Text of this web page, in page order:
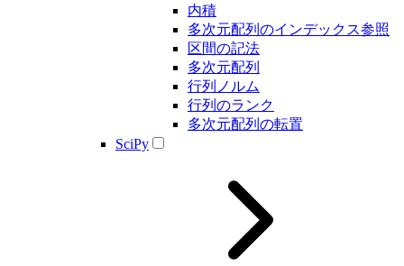
内積
多次元配列のインデックス参照
区間の記法
多次元配列
行列ノルム
行列のランク
多次元配列の転置
SciPy